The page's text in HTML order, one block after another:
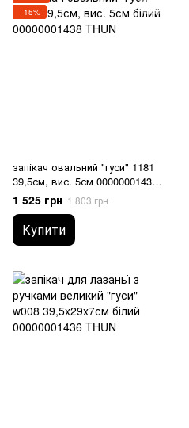
−15%
запікач овальний "гуси" 1181
39,5см, вис. 5см 00000001438
THUN
1 525 грн 1 803 грн
Купити